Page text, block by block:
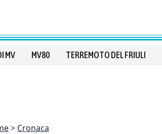
MV MV80 TERREMOTO DEL FRIULI
Cronaca